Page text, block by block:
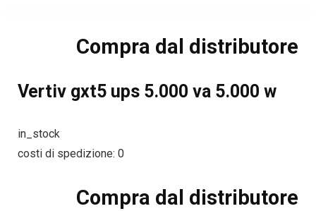
Compra dal distributore
Vertiv gxt5 ups 5.000 va 5.000 w
in_stock
costi di spedizione: 0
Compra dal distributore